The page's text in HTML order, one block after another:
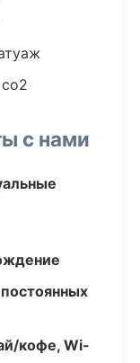
с нами
кофе, Wi-